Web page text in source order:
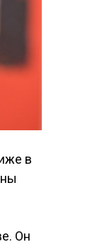
в
Он